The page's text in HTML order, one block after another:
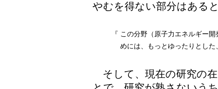
やむを得ない部分はある
『 この分野（原子力エネルギー
めには、もっとゆったりとし
そして、現在の研究の